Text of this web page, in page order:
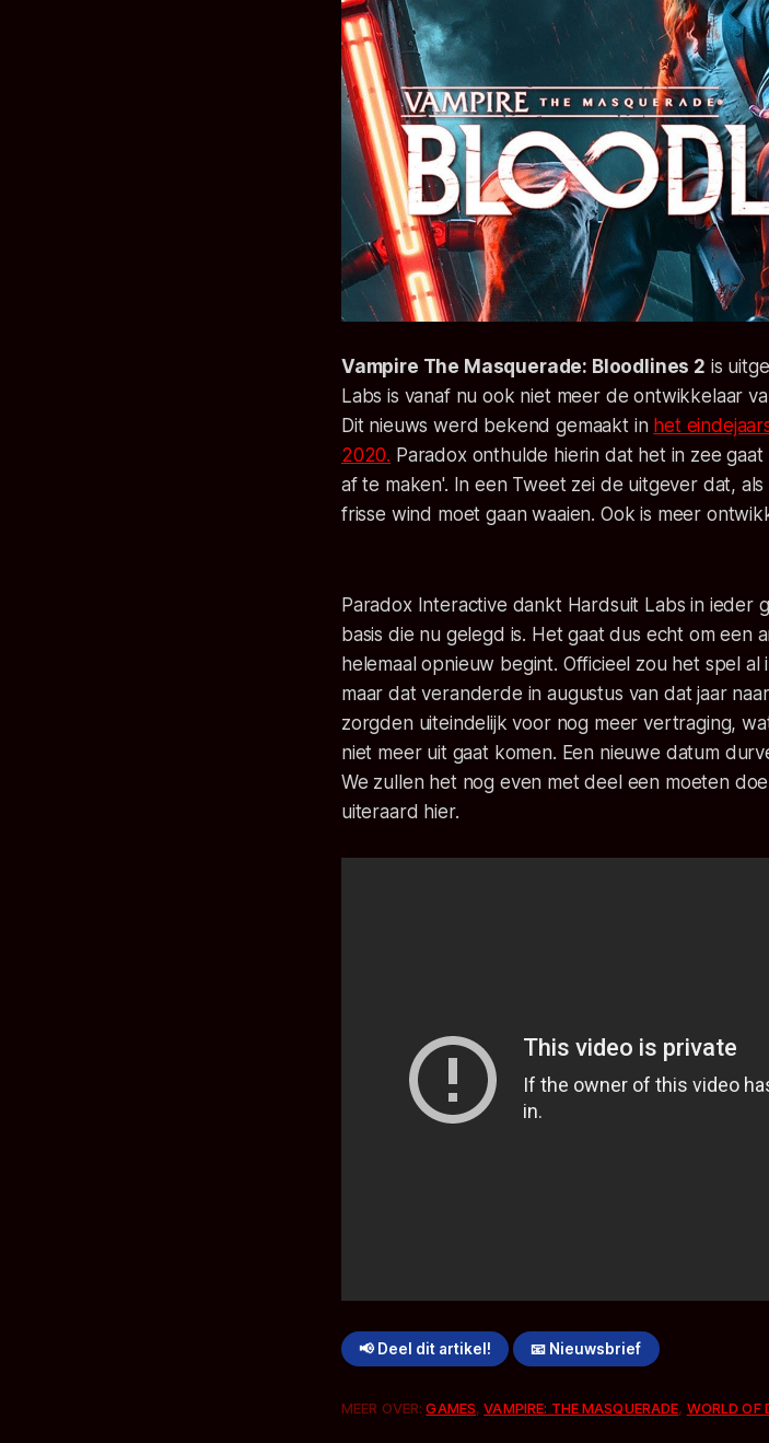
Vampire The Masquerade: Bloodlines 2 is
Labs is vanaf nu ook niet meer de ontwikkelaar
Dit nieuws werd bekend gemaakt in het
2020. Paradoxonthulde hierin dat het in zee
af te maken'. In een Tweet zei de uitgever dat,
frisse wind moet gaan waaien. Ook is meer
Paradox Interactive dankt Hardsuit Labs in ieder
basis die nu gelegd is. Het gaat dus echt om
helemaal opnieuw begint. Officieel zou het spel
maar dat veranderde in augustus van dat jaar
zorgden uiteindelijk voor nog meer vertraging,
niet meer uit gaat komen. Een nieuwe datum
We zullen het nog even met deel een moeten
uiteraard hier.
📢 Deel dit artikel! 📧 Nieuwsbrief
MEER OVER:GAMES,VAMPIRE: THE MASQUERADE, WORLD OF